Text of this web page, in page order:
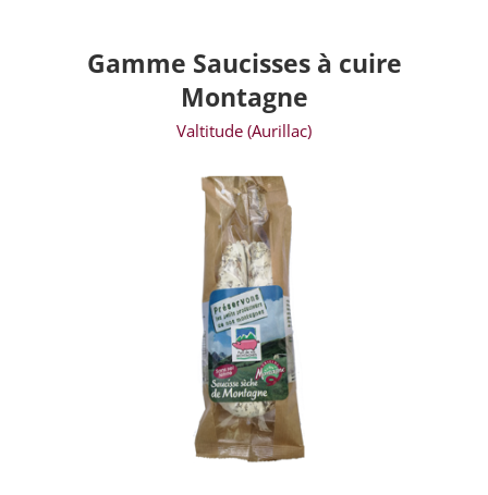
Gamme Saucisses à cuire
Montagne
Valtitude (Aurillac)